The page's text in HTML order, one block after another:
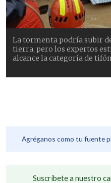
La tormenta podría subir
tierra, pero los expertos
alcance la categoría de
Agréganos como tu fuente
Suscríbete a nuestro